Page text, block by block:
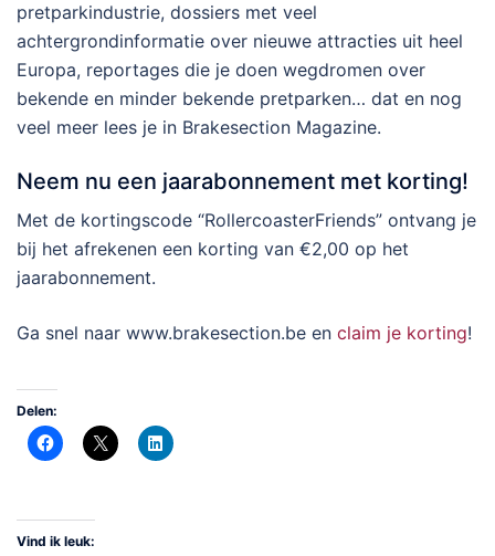
pretparkindustrie, dossiers met veel
achtergrondinformatie over nieuwe attracties uit heel
Europa, reportages die je doen wegdromen over
bekende en minder bekende pretparken… dat en nog
veel meer lees je in Brakesection Magazine.
Neem nu een jaarabonnement met korting!
Met de kortingscode “RollercoasterFriends” ontvang je
bij het afrekenen een korting van €2,00 op het
jaarabonnement.
Ga snel naar www.brakesection.be en claim je korting!
Delen:
Vind ik leuk: